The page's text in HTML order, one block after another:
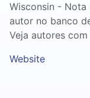
Wisconsin - Nota
autor no banco
Veja autores
Website